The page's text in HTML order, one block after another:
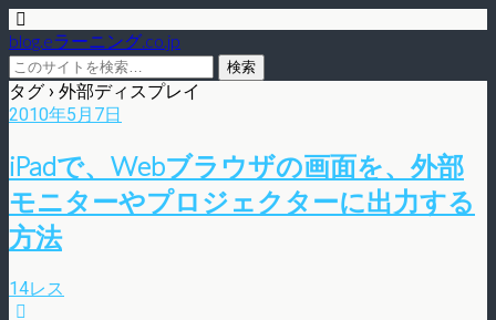
blog.eラーニング.co.jp
タグ › 外部ディスプレイ
2010年5月7日
iPadで、Webブラウザの画面を、外部
モニターやプロジェクターに出力する
方法
14レス